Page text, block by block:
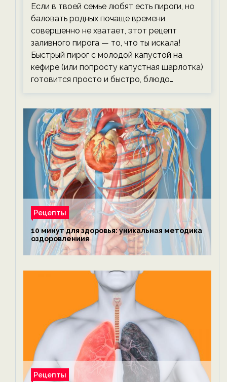
Если в твоей семье любят есть пироги, но
баловать родных почаще времени
совершенно не хватает, этот рецепт
заливного пирога — то, что ты искала!
Быстрый пирог с молодой капустой на
кефире (или попросту капустная шарлотка)
готовится просто и быстро, блюдо…
Рецепты
10 минут для здоровья: уникальная методика
оздоровлениия
Рецепты